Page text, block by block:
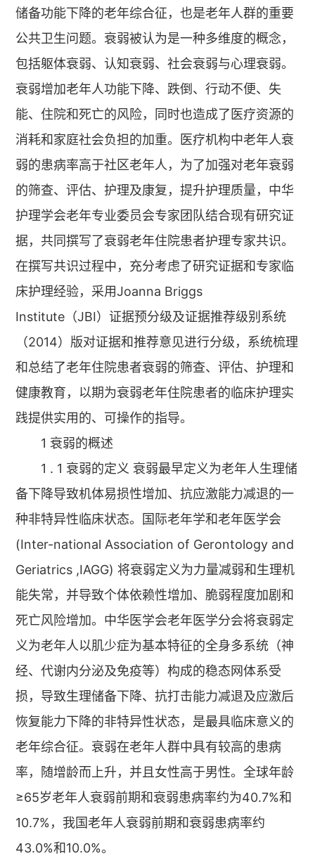
储备功能下降的老年综合征，也是老年人群的重要
公共卫生问题。衰弱被认为是一种多维度的概念，
包括躯体衰弱、认知衰弱、社会衰弱与心理衰弱。
衰弱增加老年人功能下降、跌倒、行动不便、失
能、住院和死亡的风险，同时也造成了医疗资源的
消耗和家庭社会负担的加重。医疗机构中老年人衰
弱的患病率高于社区老年人，为了加强对老年衰弱
的筛查、评估、护理及康复，提升护理质量，中华
护理学会老年专业委员会专家团队结合现有研究证
据，共同撰写了衰弱老年住院患者护理专家共识。
在撰写共识过程中，充分考虑了研究证据和专家临
床护理经验，采用Joanna Briggs
Institute（JBI）证据预分级及证据推荐级别系统
（2014）版对证据和推荐意见进行分级，系统梳理
和总结了老年住院患者衰弱的筛查、评估、护理和
健康教育，以期为衰弱老年住院患者的临床护理实
践提供实用的、可操作的指导。
1 衰弱的概述
1 . 1 衰弱的定义 衰弱最早定义为老年人生理储
备下降导致机体易损性增加、抗应激能力减退的一
种非特异性临床状态。国际老年学和老年医学会
(Inter-national Association of Gerontology and
Geriatrics ,IAGG) 将衰弱定义为力量减弱和生理机
能失常，并导致个体依赖性增加、脆弱程度加剧和
死亡风险增加。中华医学会老年医学分会将衰弱定
义为老年人以肌少症为基本特征的全身多系统（神
经、代谢内分泌及免疫等）构成的稳态网体系受
损，导致生理储备下降、抗打击能力减退及应激后
恢复能力下降的非特异性状态，是最具临床意义的
老年综合征。衰弱在老年人群中具有较高的患病
率，随增龄而上升，并且女性高于男性。全球年龄
≥65岁老年人衰弱前期和衰弱患病率约为40.7%和
10.7%，我国老年人衰弱前期和衰弱患病率约
43.0%和10.0%。